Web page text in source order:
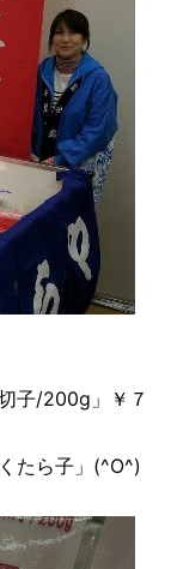
子/200g」￥７
たら子」(^O^)